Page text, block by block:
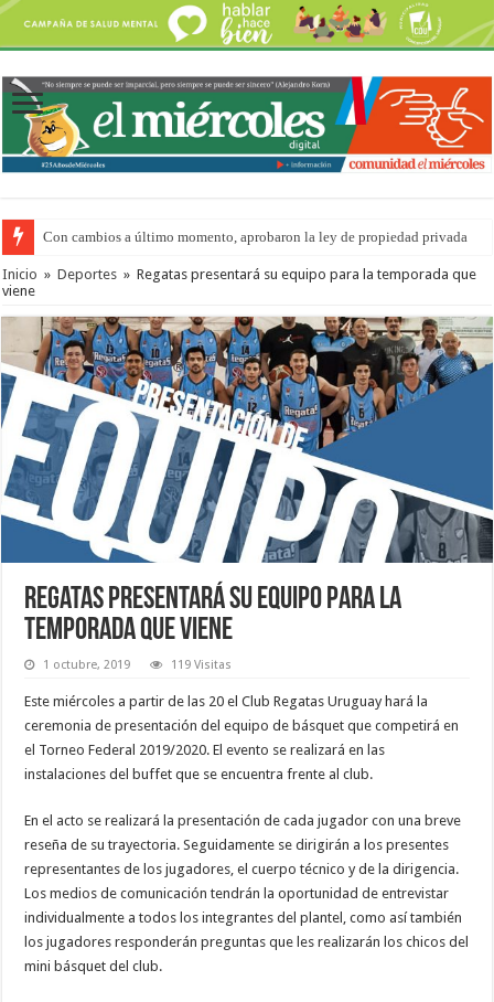
Con cambios a último momento, aprobaron la ley de propiedad privada
Adopción en Entre Ríos: el 35% de los 90 niños, niñas y adolescentes que
Inicio » Deportes » Regatas presentará su equipo para la temporada que
viene
Regatas presentará su equipo para la
temporada que viene
1 octubre, 2019 119 Visitas
Este miércoles a partir de las 20 el Club Regatas Uruguay hará la
ceremonia de presentación del equipo de básquet que competirá en
el Torneo Federal 2019/2020. El evento se realizará en las
instalaciones del buffet que se encuentra frente al club.
En el acto se realizará la presentación de cada jugador con una breve
reseña de su trayectoria. Seguidamente se dirigirán a los presentes
representantes de los jugadores, el cuerpo técnico y de la dirigencia.
Los medios de comunicación tendrán la oportunidad de entrevistar
individualmente a todos los integrantes del plantel, como así también
los jugadores responderán preguntas que les realizarán los chicos del
mini básquet del club.